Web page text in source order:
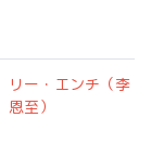
リー・エンチ（李
恩至）